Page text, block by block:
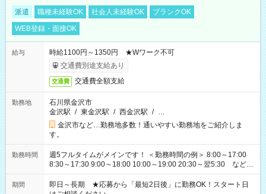
派遣 職種未経験OK 社会人未経験OK
ブランクOK
WEB登録・面接OK
給与
時給1100円～1350円 ★Wワーク不可
交通費別途支給あり
交通費 交通費全額支給
勤務地
石川県金沢市
金沢駅 / 東金沢駅 / 西金沢駅 / …
金沢市など…勤務地多数！通いやすい勤務地をご紹介しま
す。
勤務時間
週5フルタイムがメインです！ ＜勤務時間の例＞ 8:00～17:00
8:30～17:30 9:00～18:00 10:00～19:00 20:30～翌5:30 など ★
その他にも勤務時間多数！ 日勤のみ、残業なし、交替制など
ご希望を教えてください！
期間
即日～長期 ★応募から「最短2日後」に勤務OK！スタート日